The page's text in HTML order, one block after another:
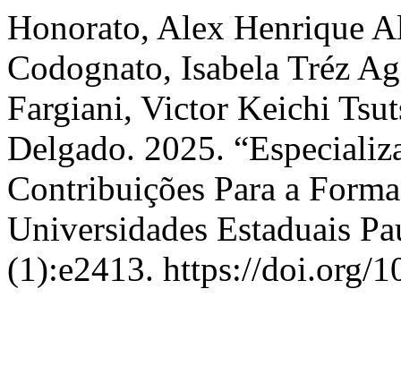
Honorato, Alex Henrique
Codognato, Isabela Tréz
Fargiani, Victor Keichi
Delgado. 2025.
Contribuições Para a
Universidades Estaduais
(1):e2413. https://doi.org/